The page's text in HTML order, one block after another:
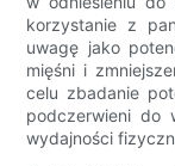
korzystanie z
uwagę jako
mięśni i
celu zbadanie
podczerwieni do
wydajności